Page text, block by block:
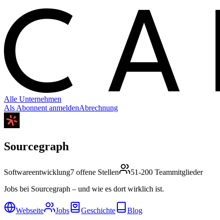
C
Alle Unternehmen
Als Abonnent anmeldenAbrechnung
Sourcegraph
Softwareentwicklung7 offene Stellen
51-200 Teammitglieder
Jobs bei Sourcegraph – und wie es dort wirklich ist.
Webseite Jobs Geschichte Blog